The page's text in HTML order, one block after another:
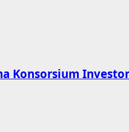
Konsorsium Investor